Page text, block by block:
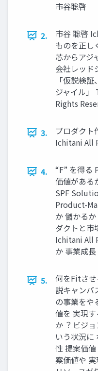
市⾕聡啓
2.
市⾕ 聡啓
ものを正し
芯からアジ
会社レッド
「仮説検
ジャイル
Rights
3.
プロダク
Ichitani All
4.
“F” を得
価値がある
SPF
Product-
か 儲かる
ダクトと
Ichitani All
か 事業成
5.
何をFitさ
説キャンバ
の事業をや
値を 実現
か︖ ビジ
いう状況に
性 提案価
案価値や